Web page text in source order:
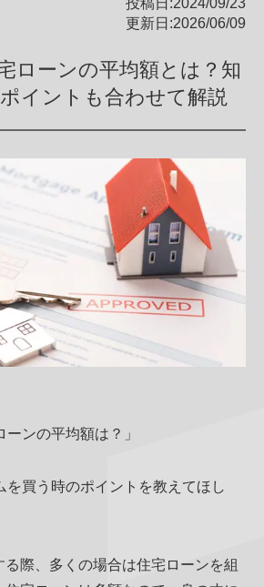
更新日:2026/06/09
ローンの平均額とは？知
イントも合わせて解説
ーンの平均額は？」
を買う時のポイントを教えてほし
際、多くの場合は住宅ローンを組
介
お問い合わせ